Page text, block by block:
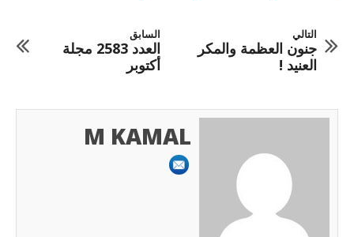
السابق
العدد 2583 مجلة
أكتوبر
التالي
جنون العظمة والمكر
العنيد !
M KAMAL